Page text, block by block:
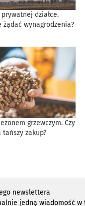
działce.
żądać wynagrodzenia?
grzewczym. Czy
zakup?
newslettera
jedną wiadomość